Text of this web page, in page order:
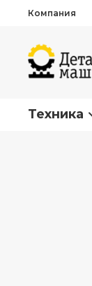
Компания
Техника